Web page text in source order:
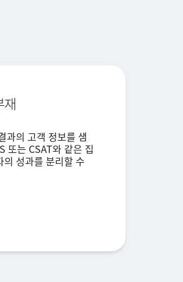
과의 고객 정보를 샘
또는 CSAT와 같은 집
성과를 분리할 수